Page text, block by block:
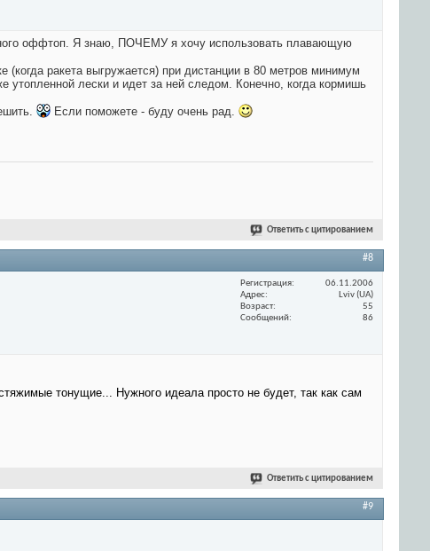
оффтоп. Я знаю, ПОЧЕМУ я хочу использовать плавающую
(когда ракета выгружается) при дистанции в 80 метров минимум
утопленной лески и идет за ней следом. Конечно, когда кормишь
Если поможете - буду очень рад.
Ответить с цитированием
#8
Регистрация
06.11.2006
Адрес
Lviv (UA)
Возраст
55
Сообщений
86
тонущие... Нужного идеала просто не будет, так как сам
Ответить с цитированием
#9